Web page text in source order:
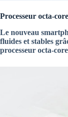
Processeur octa-
Le nouveau
fluides et stables
processeur octa-